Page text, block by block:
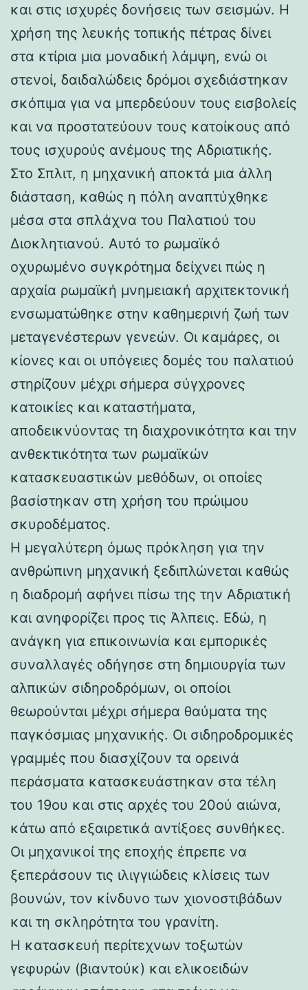
και στις ισχυρές δονήσεις των σεισμών. Η
χρήση της λευκής τοπικής πέτρας δίνει
στα κτίρια μια μοναδική λάμψη, ενώ οι
στενοί, δαιδαλώδεις δρόμοι σχεδιάστηκαν
σκόπιμα για να μπερδεύουν τους εισβολείς
και να προστατεύουν τους κατοίκους από
τους ισχυρούς ανέμους της Αδριατικής.
Στο Σπλιτ, η μηχανική αποκτά μια άλλη
διάσταση, καθώς η πόλη αναπτύχθηκε
μέσα στα σπλάχνα του Παλατιού του
Διοκλητιανού. Αυτό το ρωμαϊκό
οχυρωμένο συγκρότημα δείχνει πώς η
αρχαία ρωμαϊκή μνημειακή αρχιτεκτονική
ενσωματώθηκε στην καθημερινή ζωή των
μεταγενέστερων γενεών. Οι καμάρες, οι
κίονες και οι υπόγειες δομές του παλατιού
στηρίζουν μέχρι σήμερα σύγχρονες
κατοικίες και καταστήματα,
αποδεικνύοντας τη διαχρονικότητα και την
ανθεκτικότητα των ρωμαϊκών
κατασκευαστικών μεθόδων, οι οποίες
βασίστηκαν στη χρήση του πρώιμου
σκυροδέματος.
Η μεγαλύτερη όμως πρόκληση για την
ανθρώπινη μηχανική ξεδιπλώνεται καθώς
η διαδρομή αφήνει πίσω της την Αδριατική
και ανηφορίζει προς τις Άλπεις. Εδώ, η
ανάγκη για επικοινωνία και εμπορικές
συναλλαγές οδήγησε στη δημιουργία των
αλπικών σιδηροδρόμων, οι οποίοι
θεωρούνται μέχρι σήμερα θαύματα της
παγκόσμιας μηχανικής. Οι σιδηροδρομικές
γραμμές που διασχίζουν τα ορεινά
περάσματα κατασκευάστηκαν στα τέλη
του 19ου και στις αρχές του 20ού αιώνα,
κάτω από εξαιρετικά αντίξοες συνθήκες.
Οι μηχανικοί της εποχής έπρεπε να
ξεπεράσουν τις ιλιγγιώδεις κλίσεις των
βουνών, τον κίνδυνο των χιονοστιβάδων
και τη σκληρότητα του γρανίτη.
Η κατασκευή περίτεχνων τοξωτών
γεφυρών (βιαντούκ) και ελικοειδών